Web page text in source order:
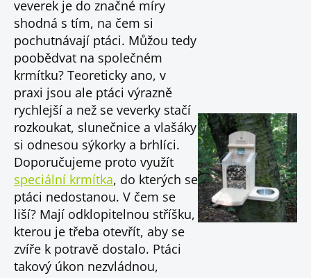
veverek je do značné míry
shodná s tím, na čem si
pochutnávají ptáci. Můžou tedy
poobědvat na společném
krmítku? Teoreticky ano, v
praxi jsou ale ptáci výrazně
rychlejší a než se veverky stačí
rozkoukat, slunečnice a vlašáky
si odnesou sýkorky a brhlíci.
Doporučujeme proto využít
speciální krmítka, do kterých se
ptáci nedostanou. V čem se
liší? Mají odklopitelnou stříšku,
kterou je třeba otevřít, aby se
zvíře k potravě dostalo. Ptáci
takový úkon nezvládnou,